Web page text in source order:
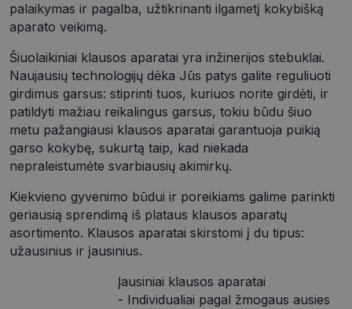
palaikymas ir pagalba, užtikrinanti ilgametį kokybišką
aparato veikimą.
Šiuolaikiniai klausos aparatai yra inžinerijos stebuklai.
Naujausių technologijų dėka Jūs patys galite reguliuoti
girdimus garsus: stiprinti tuos, kuriuos norite girdėti, ir
patildyti mažiau reikalingus garsus, tokiu būdu šiuo
metu pažangiausi klausos aparatai garantuoja puikią
garso kokybę, sukurtą taip, kad niekada
nepraleistumėte svarbiausių akimirkų.
Kiekvieno gyvenimo būdui ir poreikiams galime parinkti
geriausią sprendimą iš plataus klausos aparatų
asortimento. Klausos aparatai skirstomi į du tipus:
užausinius ir įausinius.
Įausiniai klausos aparatai
- Individualiai pagal žmogaus ausies